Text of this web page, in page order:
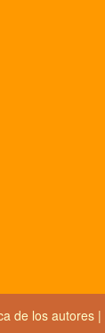
de los autores|